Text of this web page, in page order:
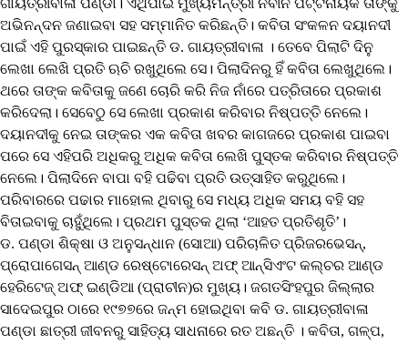
ଗାୟତ୍ରୀବାଳା ପଣ୍ଡା। ଏଥିପାଇଁ ମୁଖ୍ୟମନ୍ତ୍ରୀ ନବୀନ ପଟ୍ଟନାୟକ ତାଙ୍କୁ
ଅଭିନନ୍ଦନ ଜଣାଇବା ସହ ସମ୍ମାନିତ କରିଛନ୍ତି। କବିତା ସଂକଳନ ଦୟାନଦୀ
ପାଇଁ ଏହି ପୁରସ୍କାର ପାଇଛନ୍ତି ଡ. ଗାୟତ୍ରୀବାଳା । ତେବେ ପିଲାଟି ଦିନୁ
ଲେଖା ଲେଖି ପ୍ରତି ଋଚି ରଖୁଥିଲେ ସେ। ପିଲାଦିନରୁ ହିଁ କବିତା ଲେଖୁଥିଲେ।
ଥରେ ତାଙ୍କ କବିତାକୁ ଜଣେ ଚୋରି କରି ନିଜ ନାଁରେ ପତ୍ରିତାରେ ପ୍ରକାଶ
କରିଦେଲା। ସେବେଠୁ ସେ ଲେଖା ପ୍ରକାଶ କରିବାର ନିଷ୍ପତ୍ତି ନେଲେ।
ଦୟାନଦୀକୁ ନେଇ ତାଙ୍କର ଏକ କବିତା ଖବର କାଗଜରେ ପ୍ରକାଶ ପାଇବା
ପରେ ସେ ଏହିପରି ଅଧିକରୁ ଅଧିକ କବିତା ଲେଖି ପୁସ୍ତକ କରିବାର ନିଷ୍ପତ୍ତି
ନେଲେ। ପିଲାଦିନେ ବାପା ବହି ପଢିବା ପ୍ରତି ଉତ୍ସାହିତ କରୁଥିଲେ।
ପରିବାରରେ ପଢାର ମାହୋଲ ଥିବାରୁ ସେ ମଧ୍ୟ ଅଧିକ ସମୟ ବହି ସହ
ବିତାଇବାକୁ ଚାହୁଁଥିଲେ। ପ୍ରଥମ ପୁସ୍ତକ ଥିଲା ‘ଆହତ ପ୍ରତିଶୃତି’।
ଡ. ପଣ୍ଡା ଶିକ୍ଷା ଓ ଅନୁସନ୍ଧାନ (ସୋଆ) ପରିଚାଳିତ ପ୍ରିଜରଭେସନ୍,
ପ୍ରୋପାଗେସନ୍ ଆଣ୍ଡ ରେଷ୍ଟୋରେସନ୍ ଅଫ୍ ଆନ୍‌ସିଏଂଟ କଲ୍ଚର ଆଣ୍ଡ
ହେରିଟେଜ୍ ଅଫ୍ ଇଣ୍ଡିଆ (ପ୍ରାଚୀନ)ର ମୁଖ୍ୟ। ଜଗତସିଂହପୁର ଜିଲ୍ଲାର
ସାଦେଇପୁର ଠାରେ ୧୯୭୭ରେ ଜନ୍ମ ହୋଇଥିବା କବି ଡ. ଗାୟତ୍ରୀବାଳା
ପଣ୍ଡା ଛାତ୍ରୀ ଜୀବନରୁ ସାହିତ୍ୟ ସାଧନାରେ ରତ ଅଛନ୍ତି । କବିତା, ଗଳ୍ପ,